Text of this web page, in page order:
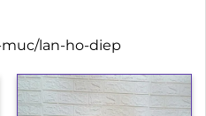
lan-ho-diep